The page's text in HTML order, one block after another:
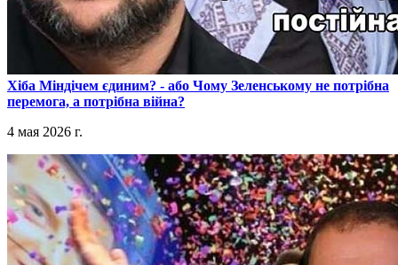
​Хіба Міндічем єдиним? - або Чому Зеленському не потрібна
перемога, а потрібна війна?
4 мая 2026 г.